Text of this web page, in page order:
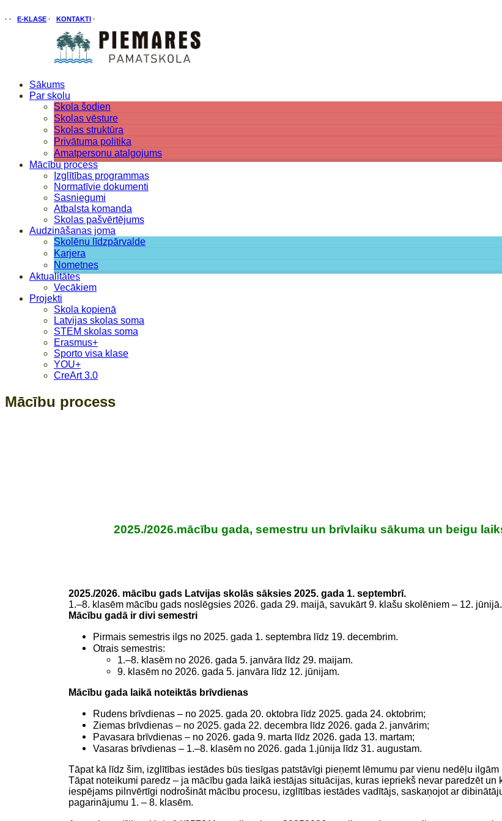
· · E-KLASE · KONTAKTI ·
Sākums
Par skolu
Skola šodien
Skolas vēsture
Skolas struktūra
Privātuma politika
Amatpersonu atalgojums
Mācību process
Izglītības programmas
Normatīvie dokumenti
Sasniegumi
Atbalsta komanda
Skolas pašvērtējums
Audzināšanas joma
Skolēnu līdzpārvalde
Karjera
Nometnes
Aktualitātes
Vecākiem
Projekti
Skola kopienā
Latvijas skolas soma
STEM skolas soma
Erasmus+
Sporto visa klase
YOU+
CreArt 3.0
Mācību process
2025./2026.mācību gada, semestru un brīvlaiku sākuma un beigu
2025./2026. mācību gads Latvijas skolās sāksies 2025. gada 1. septembrī.
1.–8. klasēm mācību gads noslēgsies 2026. gada 29. maijā, savukārt 9. klašu skolēniem – 12. jūnijā.
Mācību gadā ir divi semestri
Pirmais semestris ilgs no 2025. gada 1. septembra līdz 19. decembrim.
Otrais semestris:
1.–8. klasēm no 2026. gada 5. janvāra līdz 29. maijam.
9. klasēm no 2026. gada 5. janvāra līdz 12. jūnijam.
Mācību gada laikā noteiktās brīvdienas
Rudens brīvdienas – no 2025. gada 20. oktobra līdz 2025. gada 24. oktobrim;
Ziemas brīvdienas – no 2025. gada 22. decembra līdz 2026. gada 2. janvārim;
Pavasara brīvdienas – no 2026. gada 9. marta līdz 2026. gada 13. martam;
Vasaras brīvdienas – 1.–8. klasēm no 2026. gada 1.jūnija līdz 31. augustam.
Tāpat kā līdz šim, izglītības iestādes būs tiesīgas patstāvīgi pieņemt lēmumu par vienu nedēļu
Tāpat noteikumi paredz – ja mācību gada laikā iestājas situācijas, kuras iepriekš nevar paredzēt
iespējams pilnvērtīgi nodrošināt mācību procesu, izglītības iestādes vadītājs, saskaņojot ar
pagarinājumu 1. – 8. klasēm.